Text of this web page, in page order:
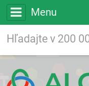
Menu
Vyhľadávanie